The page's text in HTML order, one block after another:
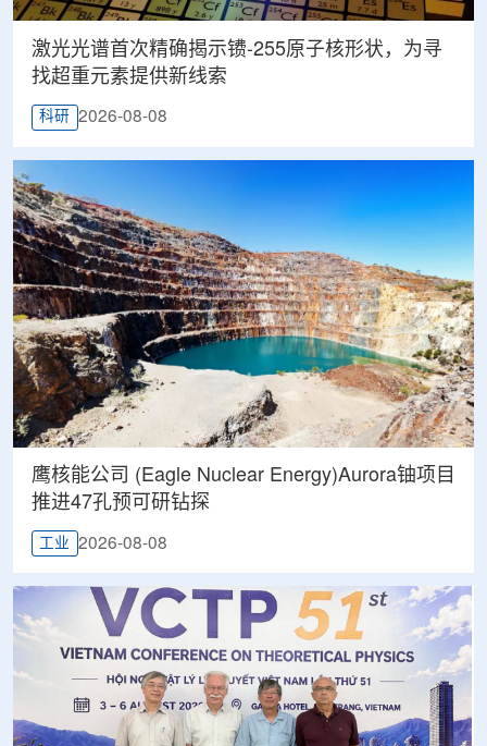
激光光谱首次精确揭示镄-255原子核形状，为寻
找超重元素提供新线索
科研 2026-08-08
鹰核能公司 (Eagle Nuclear Energy)Aurora铀项目
推进47孔预可研钻探
工业 2026-08-08